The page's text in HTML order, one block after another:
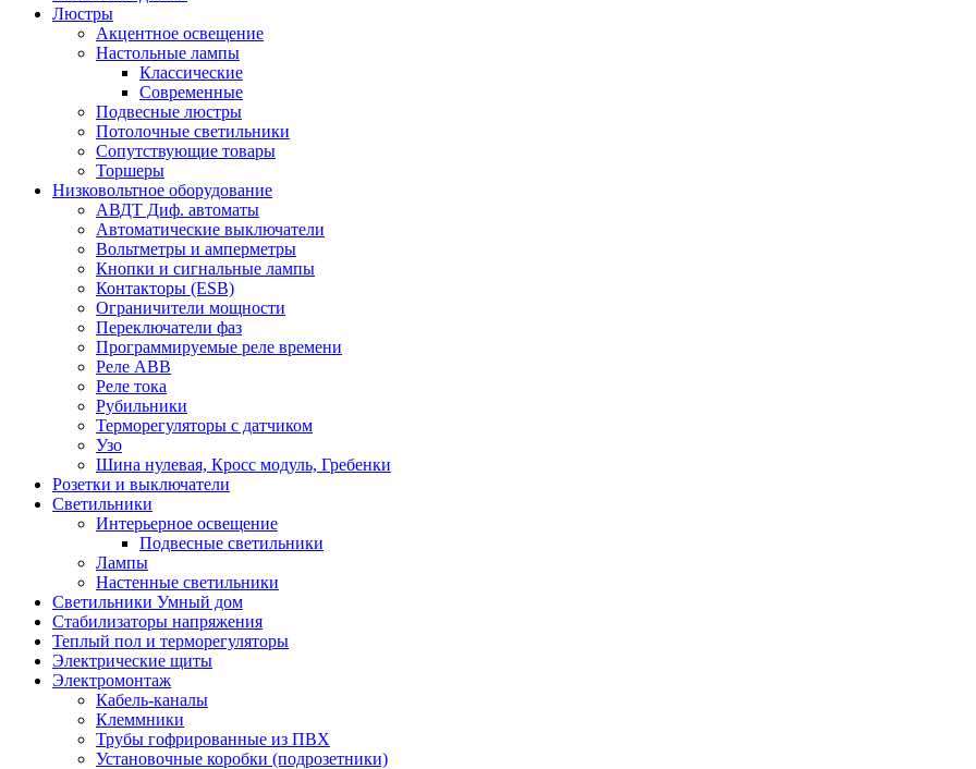
Люстры
Акцентное освещение
Настольные лампы
Классические
Современные
Подвесные люстры
Потолочные светильники
Сопутствующие товары
Торшеры
Низковольтное оборудование
АВДT Диф. автоматы
Автоматические выключатели
Вольтметры и амперметры
Кнопки и сигнальные лампы
Контакторы (ESB)
Ограничители мощности
Переключатели фаз
Программируемые реле времени
Реле ABB
Реле тока
Рубильники
Терморегуляторы с датчиком
Узо
Шина нулевая, Кросс модуль, Гребенки
Розетки и выключатели
Светильники
Интерьерное освещение
Подвесные светильники
Лампы
Настенные светильники
Светильники Умный дом
Стабилизаторы напряжения
Теплый пол и терморегуляторы
Электрические щиты
Электромонтаж
Кабель-каналы
Клеммники
Трубы гофрированные из ПВХ
Установочные коробки (подрозетники)